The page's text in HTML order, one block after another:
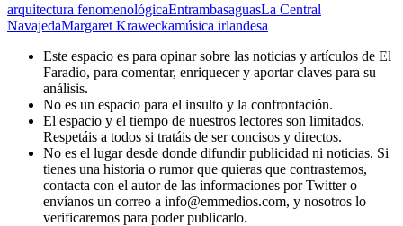
arquitectura fenomenológicaEntrambasaguasLa Central
NavajedaMargaret Kraweckamúsica irlandesa
Este espacio es para opinar sobre las noticias y artículos de El
Faradio, para comentar, enriquecer y aportar claves para su
análisis.
No es un espacio para el insulto y la confrontación.
El espacio y el tiempo de nuestros lectores son limitados.
Respetáis a todos si tratáis de ser concisos y directos.
No es el lugar desde donde difundir publicidad ni noticias. Si
tienes una historia o rumor que quieras que contrastemos,
contacta con el autor de las informaciones por Twitter o
envíanos un correo a info@emmedios.com, y nosotros lo
verificaremos para poder publicarlo.